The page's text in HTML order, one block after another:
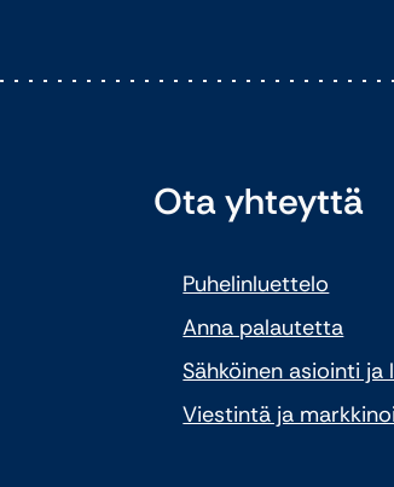
Ota yhteyttä
Puhelinluettelo
Anna palautetta
Sähköinen asiointi ja
Viestintä ja